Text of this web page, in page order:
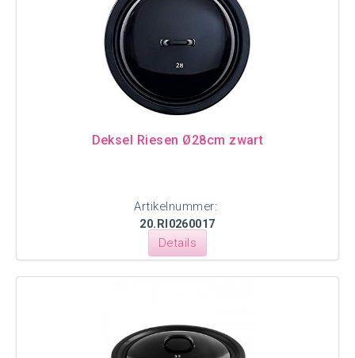
Deksel Riesen Ø28cm zwart
Artikelnummer:
20.RI0260017
Details